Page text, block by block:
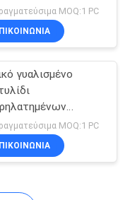
S31609MOQ:1 PC
γυαλισμένο
ανοξείδωτου
MOQ:1 PC